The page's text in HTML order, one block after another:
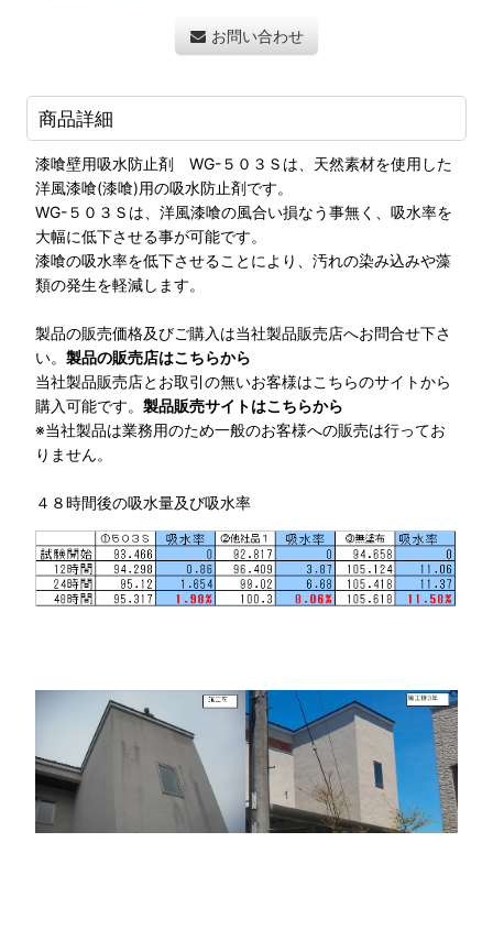
お問い合わせ
商品詳細
漆喰壁用吸水防止剤 WG-５０３Ｓは、天然素材を使用した
洋風漆喰(漆喰)用の吸水防止剤です。
WG-５０３Ｓは、洋風漆喰の風合い損なう事無く、吸水率を
大幅に低下させる事が可能です。
漆喰の吸水率を低下させることにより、汚れの染み込みや藻
類の発生を軽減します。
製品の販売価格及びご購入は当社製品販売店へお問合せ下さ
い。製品の販売店はこちらから
当社製品販売店とお取引の無いお客様はこちらのサイトから
購入可能です。製品販売サイトはこちらから
※当社製品は業務用のため一般のお客様への販売は行ってお
りません。
４８時間後の吸水量及び吸水率